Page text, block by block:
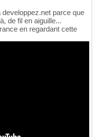
parce que
de fil en aiguille...
en regardant cette